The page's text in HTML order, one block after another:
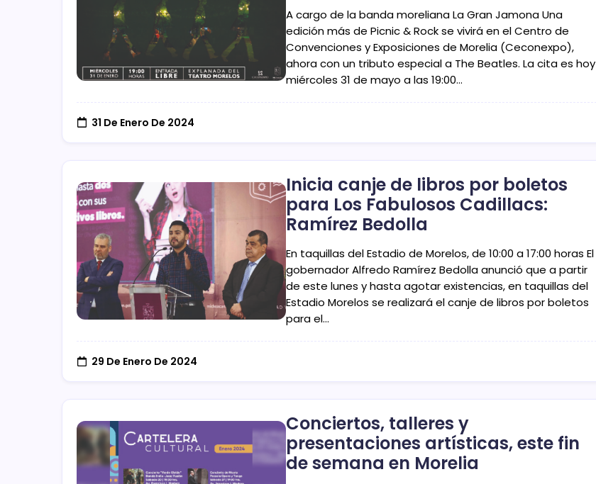
A cargo de la banda moreliana La Gran Jamona Una
edición más de Picnic & Rock se vivirá en el Centro de
Convenciones y Exposiciones de Morelia (Ceconexpo),
ahora con un tributo especial a The Beatles. La cita es hoy
miércoles 31 de mayo a las 19:00…
31 De Enero De 2024
Inicia canje de libros por boletos
para Los Fabulosos Cadillacs:
Ramírez Bedolla
En taquillas del Estadio de Morelos, de 10:00 a 17:00 horas El
gobernador Alfredo Ramírez Bedolla anunció que a partir
de este lunes y hasta agotar existencias, en taquillas del
Estadio Morelos se realizará el canje de libros por boletos
para el…
29 De Enero De 2024
Conciertos, talleres y
presentaciones artísticas, este fin
de semana en Morelia